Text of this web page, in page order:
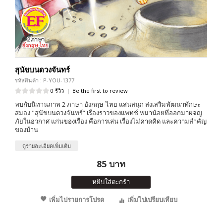
สุนัขบนดวงจันทร์
รหัสสินค้า : P-YOU-1377
0 รีวิว | Be the first to review
พบกับนิทานภาพ 2 ภาษา อังกฤษ-ไทย แสนสนุก ส่งเสริมพัฒนาทักษะ
สมอง "สุนัขบนดวงจันทร์” เรื่องราวของแพทช์ หมาน้อยที่ออกมาผจญ
ภัยในอวกาศ แก่นของเรื่อง คือการเล่น เรื่องไม่คาดคิด และความสำคัญ
ของบ้าน
ดูรายละเอียดเพิ่มเติม
85 บาท
หยิบใส่ตะกร้า
เพิ่มไปรายการโปรด
เพิ่มไปเปรียบเทียบ